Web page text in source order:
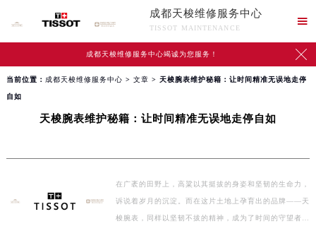
成都天梭维修服务中心
TISSOT MAINTENANCE

成都天梭维修服务中心竭诚为您服务！ 
当前位置： 成都天梭维修服务中心 > 文章 > 天梭腕表维护秘籍：让时间精准无误地走停
自如
天梭腕表维护秘籍：让时间精准无误地走停自如
在广袤的田野上，高粱以其挺拔的身姿和坚韧的生命力，
诉说着岁月的沉淀。而在这片土地上孕育出的品牌——天
梭腕表，同样以坚韧不拔的精神，成为了时间的守望者。